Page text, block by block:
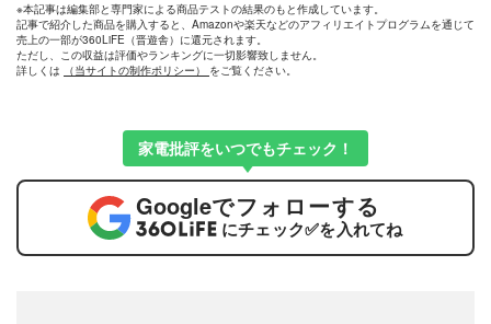
※本記事は編集部と専門家による商品テストの結果のもと作成しています。
記事で紹介した商品を購入すると、Amazonや楽天などのアフィリエイトプログラムを通じて
売上の一部が360LiFE（晋遊舎）に還元されます。
ただし、この収益は評価やランキングに一切影響致しません。
詳しくは
（当サイトの制作ポリシー） をご覧ください。
家電批評をいつでもチェック！
Googleでフォローする
にチェック✅を入れてね